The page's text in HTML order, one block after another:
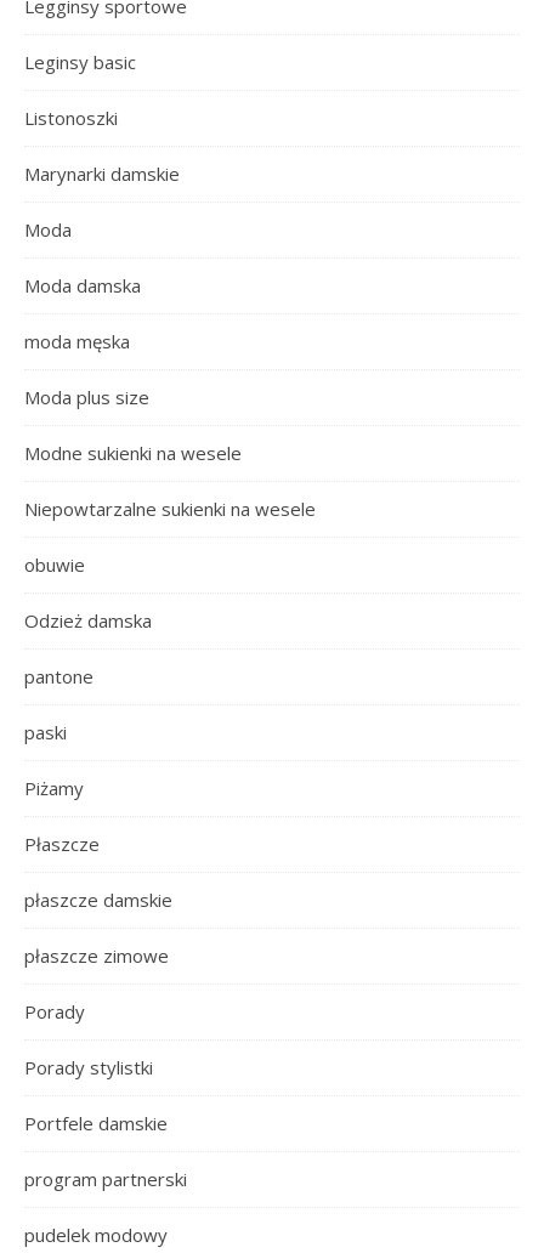
Legginsy sportowe
Leginsy basic
Listonoszki
Marynarki damskie
Moda
Moda damska
moda męska
Moda plus size
Modne sukienki na wesele
Niepowtarzalne sukienki na wesele
obuwie
Odzież damska
pantone
paski
Piżamy
Płaszcze
płaszcze damskie
płaszcze zimowe
Porady
Porady stylistki
Portfele damskie
program partnerski
pudelek modowy